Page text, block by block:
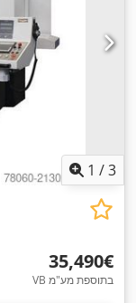
1 /3
‏35,490 ‏€
VB בתוספת מע"מ